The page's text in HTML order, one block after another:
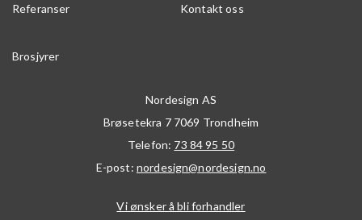
Referanser Kontakt oss
Brosjyrer
Nordesign AS
Brøsetekra 7 7069 Trondheim
Telefon: 73 84 95 50
E-post: nordesign@nordesign.no
Vi ønsker å bli forhandler